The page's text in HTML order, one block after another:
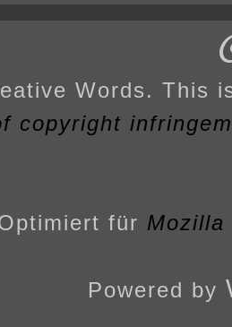
Words. This
copyright
für
Powered by